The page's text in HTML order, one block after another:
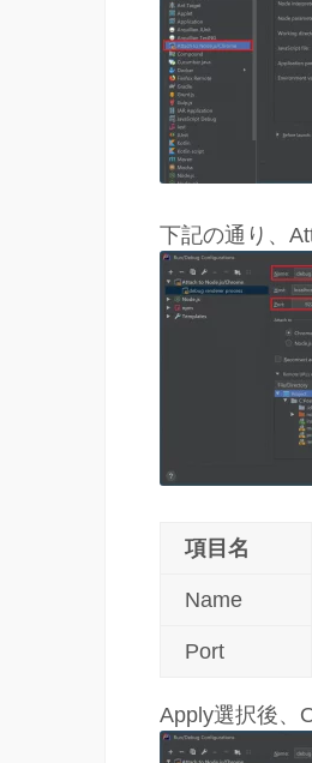
下記の通り、
項目名
Name
Port
Apply選択後、